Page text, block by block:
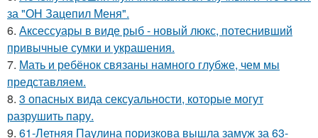
за "ОН Зацепил Меня".
6. Аксессуары в виде рыб - новый люкс, потеснивший
привычные сумки и украшения.
7. Мать и ребёнок связаны намного глубже, чем мы
представляем.
8. 3 опасных вида сексуальности, которые могут
разрушить пару.
9. 61-Летняя Паулина поризкова вышла замуж за 63-